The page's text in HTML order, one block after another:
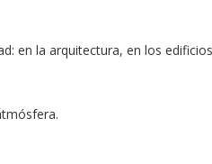
en la arquitectura, en los